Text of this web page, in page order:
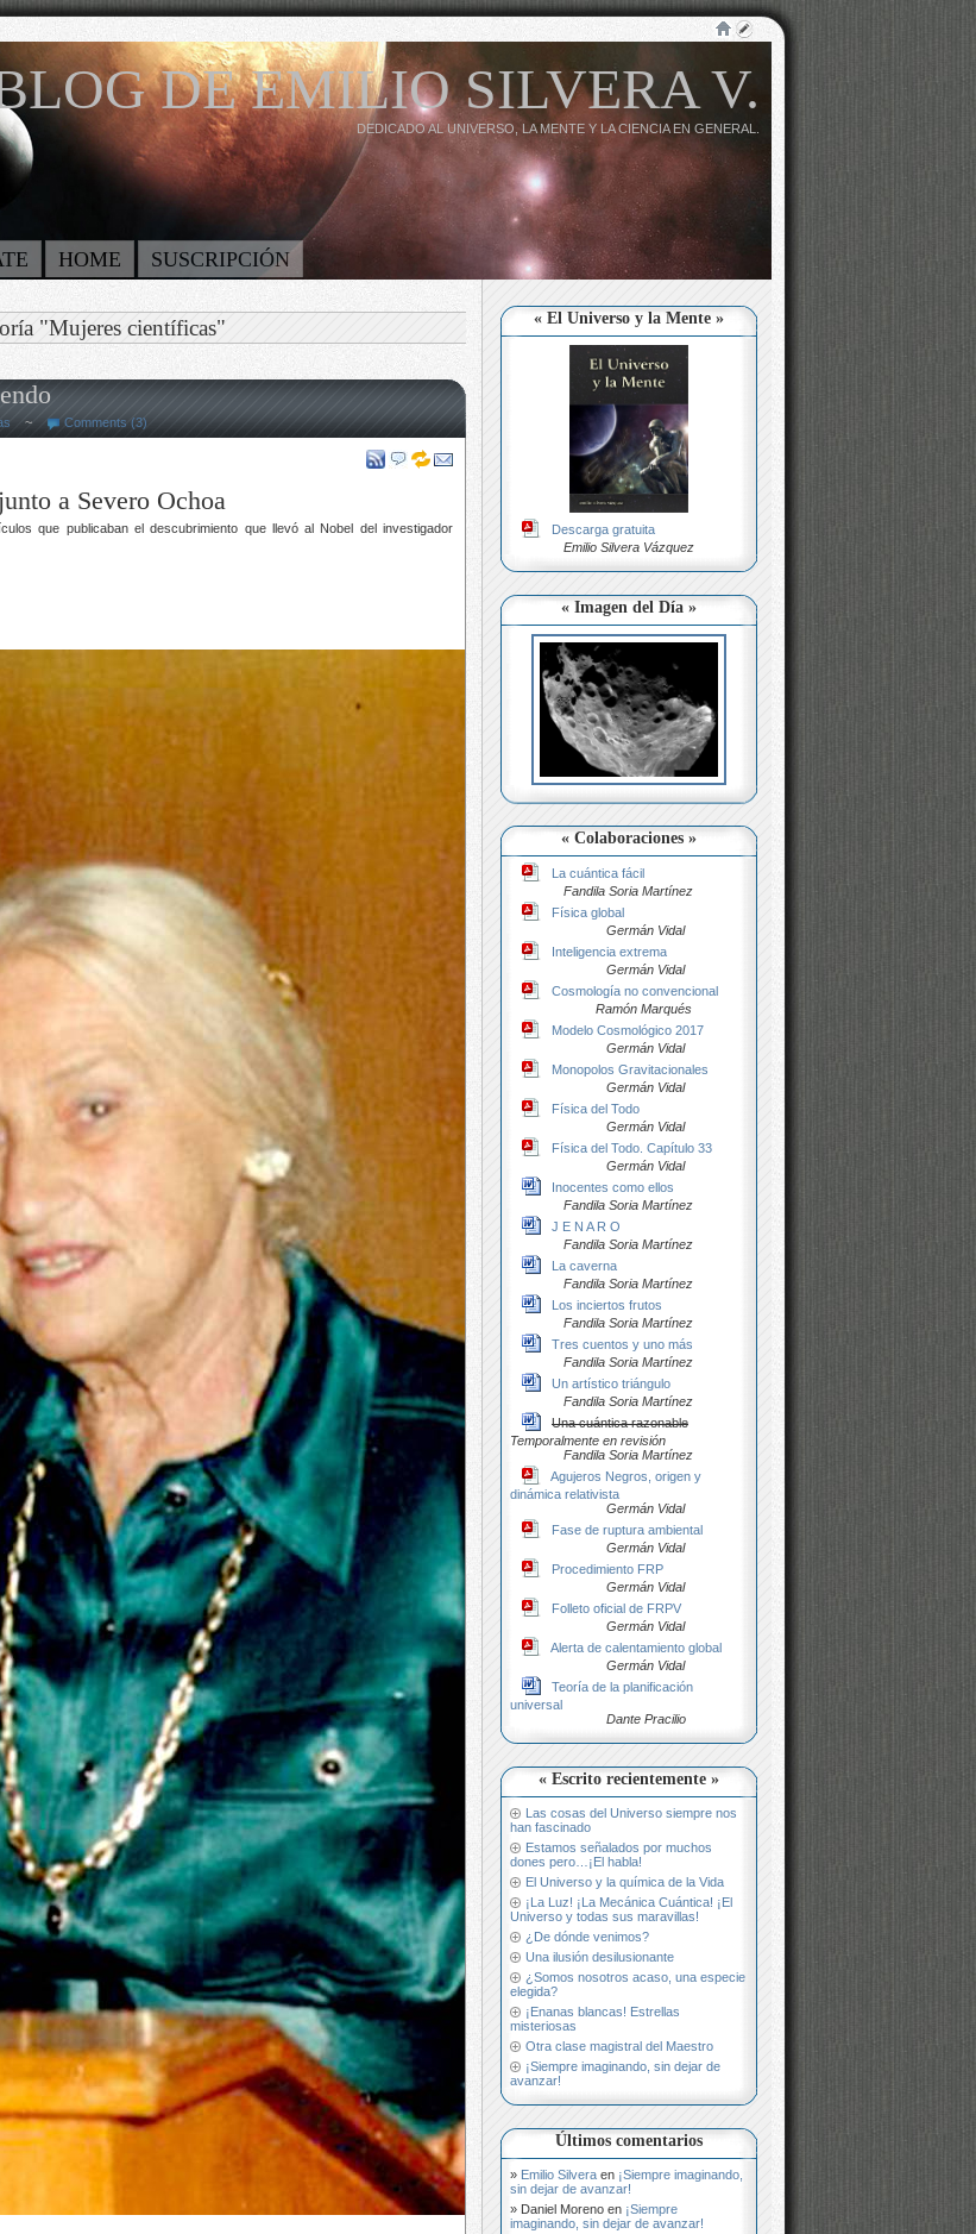
DE EMILIO SILVERA V.
DEDICADO AL UNIVERSO, LA MENTE Y LA CIENCIA EN GENERAL.
HOME SUSCRIPCIÓN
« El Universo y la Mente »
Descarga gratuita
Emilio Silvera Vázquez
« Imagen del Día »
« Colaboraciones »
La cuántica fácil
Fandila Soria Martínez
Física global
Germán Vidal
Inteligencia extrema
Germán Vidal
Cosmología no convencional
Ramón Marqués
Modelo Cosmológico 2017
Germán Vidal
Monopolos Gravitacionales
Germán Vidal
Física del Todo
Germán Vidal
Física del Todo. Capítulo 33
Germán Vidal
Inocentes como ellos
Fandila Soria Martínez
J E N A R O
Fandila Soria Martínez
La caverna
Fandila Soria Martínez
Los inciertos frutos
Fandila Soria Martínez
Tres cuentos y uno más
Fandila Soria Martínez
Un artístico triángulo
Fandila Soria Martínez
Una cuántica razonable
Temporalmente en revisión
Fandila Soria Martínez
Agujeros Negros, origen y
dinámica relativista
Germán Vidal
Fase de ruptura ambiental
Germán Vidal
Procedimiento FRP
Germán Vidal
Folleto oficial de FRPV
Germán Vidal
Alerta de calentamiento global
Germán Vidal
Teoría de la planificación
universal
Dante Pracilio
« Escrito recientemente »
Las cosas del Universo siempre nos
han fascinado
Estamos señalados por muchos
dones pero…¡El habla!
El Universo y la química de la Vida
¡La Luz! ¡La Mecánica Cuántica! ¡El
Universo y todas sus maravillas!
¿De dónde venimos?
Una ilusión desilusionante
¿Somos nosotros acaso, una especie
elegida?
¡Enanas blancas! Estrellas
misteriosas
Otra clase magistral del Maestro
¡Siempre imaginando, sin dejar de
avanzar!
Últimos comentarios
Emilio Silvera en ¡Siempre imaginando,
sin dejar de avanzar!
Daniel Moreno en ¡Siempre
imaginando, sin dejar de avanzar!
"Mujeres científicas"
~ Comments (3)
a Severo Ochoa
que publicaban el descubrimiento que llevó al Nobel del investigador